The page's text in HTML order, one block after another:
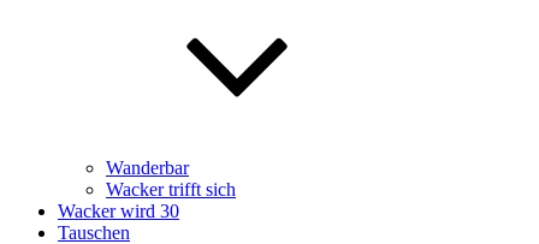
Wanderbar
Wacker trifft sich
Wacker wird 30
Tauschen